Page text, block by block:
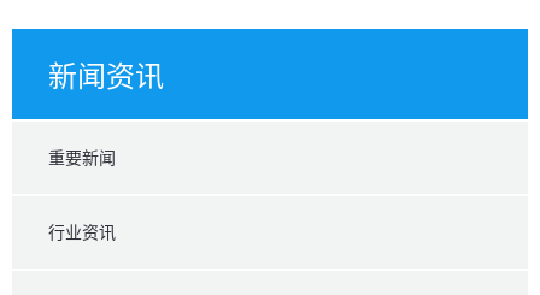
新闻资讯
重要新闻
行业资讯